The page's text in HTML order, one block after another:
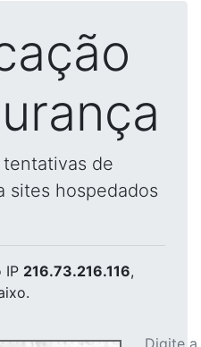
de
sites hospedados
IP 216.73.216.116,
Digite